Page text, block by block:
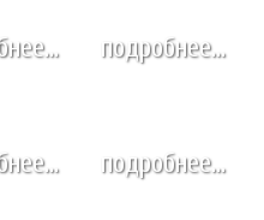
подробнее...
подробнее...